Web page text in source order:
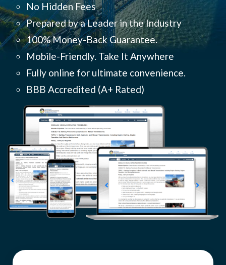
No Hidden Fees
Prepared by a Leader in the Industry
100% Money-Back Guarantee.
Mobile-Friendly. Take It Anywhere
Fully online for ultimate convenience.
BBB Accredited (A+ Rated)